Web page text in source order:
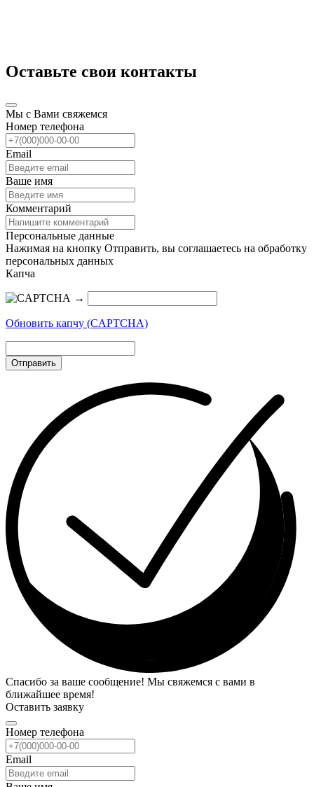
Оставьте свои контакты
Мы с Вами свяжемся
Номер телефона
Email
Ваше имя
Комментарий
Персональные данные
Нажимая на кнопку Отправить, вы соглашаетесь на обработку
персональных данных
Капча
→
Обновить капчу (CAPTCHA)
Отправить
Спасибо за ваше сообщение! Мы свяжемся с вами в
ближайшее время!
Оставить заявку
Номер телефона
Email